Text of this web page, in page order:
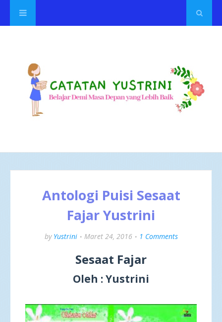
Antologi Puisi Sesaat
Fajar Yustrini
by Yustrini Maret 24, 2016 1 Comments
Sesaat Fajar
Oleh : Yustrini